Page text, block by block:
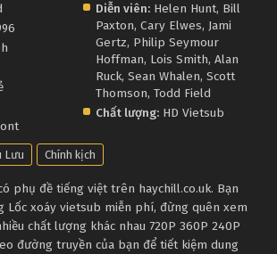
Diễn viên: Helen Hunt, Bill
Paxton,Cary Elwes,Jami
Gertz, Philip Seymour
Hoffman, Lois Smith,Alan
Ruck,Sean Whalen,Scott
Thomson,Todd Field
Chất lượng: HD Vietsub
Lưu Chính kịch
phụ đề tiếng việt trên haychill.co.uk. Bạn
Lốc xoáy vietsub miễn phí, đừng quên xem
chất lượng khác nhau 720P 360P 240P
đường truyền của bạn để tiết kiệm dung